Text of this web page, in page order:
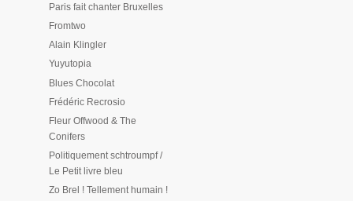
Paris fait chanter Bruxelles
Fromtwo
Alain Klingler
Yuyutopia
Blues Chocolat
Frédéric Recrosio
Fleur Offwood & The
Conifers
Politiquement schtroumpf /
Le Petit livre bleu
Zo Brel ! Tellement humain !